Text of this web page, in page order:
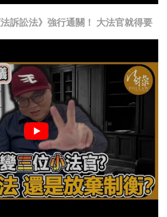
訴訟法》強行通關！ 大法官就得要